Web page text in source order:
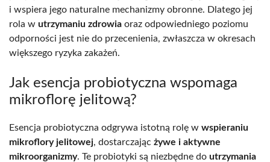
i wspiera jego naturalne mechanizmy obronne. Dlatego jej
rola w utrzymaniu zdrowia oraz odpowiedniego poziomu
odporności jest nie do przecenienia, zwłaszcza w okresach
większego ryzyka zakażeń.
Jak esencja probiotyczna wspomaga
mikroflorę jelitową?
Esencja probiotyczna odgrywa istotną rolę w wspieraniu
mikroflory jelitowej, dostarczając żywe i aktywne
mikroorganizmy. Te probiotyki są niezbędne do utrzymania